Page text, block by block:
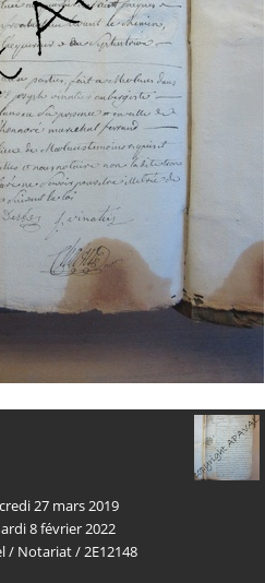
27 mars 2019
8 février 2022
/ Notariat/2E12148